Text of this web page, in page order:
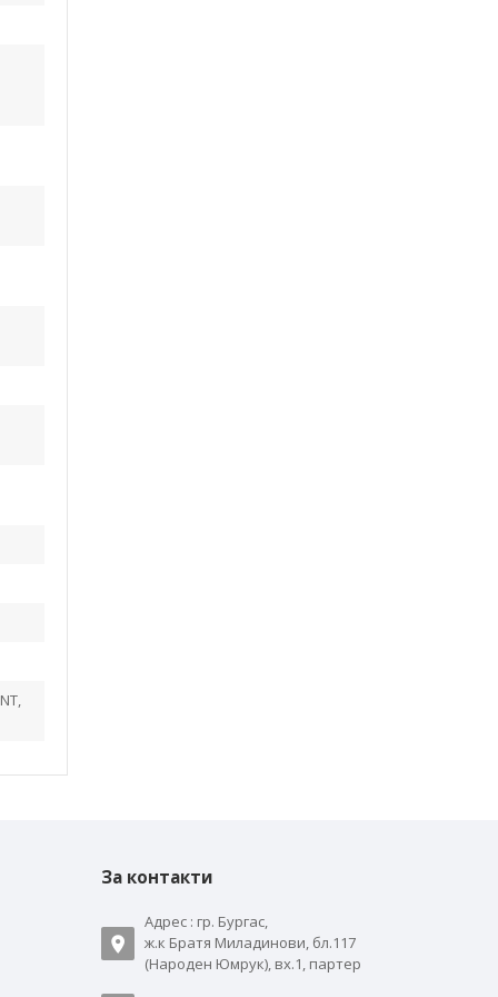
За контакти
Адрес : гр. Бургас,
ж.к Братя Миладинови, бл.117
(Народен Юмрук), вх.1, партер